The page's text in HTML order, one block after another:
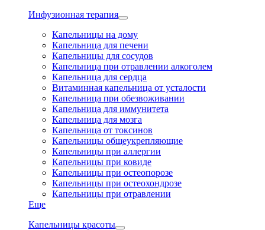
Инфузионная терапия
Капельницы на дому
Капельница для печени
Капельницы для сосудов
Капельница при отравлении алкоголем
Капельница для сердца
Витаминная капельница от усталости
Капельница при обезвоживании
Капельница для иммунитета
Капельница для мозга
Капельница от токсинов
Капельницы общеукрепляющие
Капельницы при аллергии
Капельницы при ковиде
Капельницы при остеопорозе
Капельницы при остеохондрозе
Капельницы при отравлении
Еще
Капельницы красоты